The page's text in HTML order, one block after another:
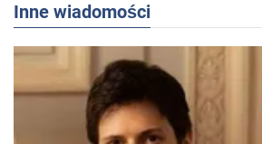
Inne wiadomości